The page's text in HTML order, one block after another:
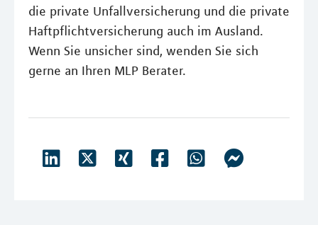
die private Unfallversicherung und die private
Haftpflichtversicherung auch im Ausland.
Wenn Sie unsicher sind, wenden Sie sich
gerne an Ihren MLP Berater.